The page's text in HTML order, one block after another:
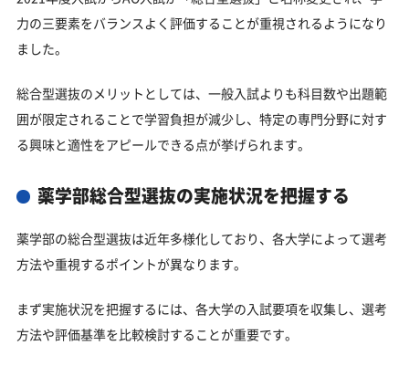
力の三要素をバランスよく評価することが重視されるようになり
ました。
総合型選抜のメリットとしては、一般入試よりも科目数や出題範
囲が限定されることで学習負担が減少し、特定の専門分野に対す
る興味と適性をアピールできる点が挙げられます。
薬学部総合型選抜の実施状況を把握する
薬学部の総合型選抜は近年多様化しており、各大学によって選考
方法や重視するポイントが異なります。
まず実施状況を把握するには、各大学の入試要項を収集し、選考
方法や評価基準を比較検討することが重要です。